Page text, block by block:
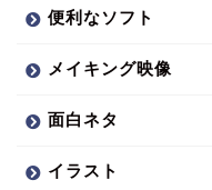
便利なソフト
メイキング映像
面白ネタ
イラスト